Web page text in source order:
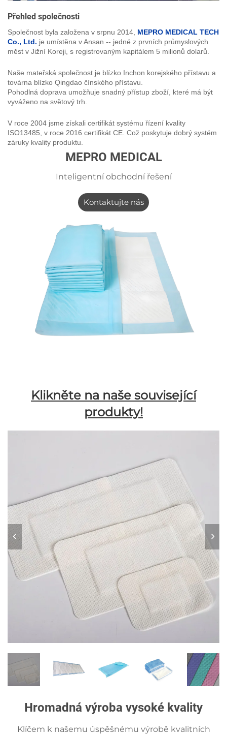
Přehled společnosti
Společnost byla založena v srpnu 2014, MEPRO MEDICAL TECH
Co., Ltd. je umístěna v Ansan -- jedné z prvních průmyslových
měst v Jižní Koreji, s registrovaným kapitálem 5 milionů dolarů.
Naše mateřská společnost je blízko Inchon korejského přístavu a
továrna blízko Qingdao čínského přístavu.
Pohodlná doprava umožňuje snadný přístup zboží, které má být
vyváženo na světový trh.
V roce 2004 jsme získali certifikát systému řízení kvality
ISO13485, v roce 2016 certifikát CE. Což poskytuje dobrý systém
záruky kvality produktu.
MEPRO MEDICAL
Inteligentní obchodní řešení
Kontaktujte nás
Klikněte na naše související
produkty!
Hromadná výroba vysoké kvality
Klíčem k našemu úspěšnému výrobě kvalitních